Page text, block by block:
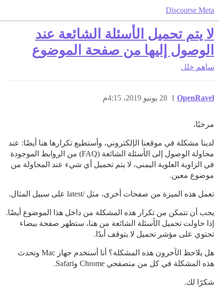
Discourse Meta
لا يتم تحميل الأسئلة الشائعة عند
الوصول إليها من صفحة الموضوع
ساهم خلل
OpenRavel 28 يونيو 2019، 4:15م 1
مرحبًا،
لدينا مشكلة في موقعنا الإلكتروني، وأستطيع تكرارها هنا أيضًا: عند
محاولة الوصول إلى الأسئلة الشائعة (FAQ) من الروابط الموجودة
في الزاوية العلوية اليمنى، لا يتم تحميل أي شيء عند المحاولة من
موضوع معين.
تعمل هذه الميزة من صفحات أخرى، مثل /latest على سبيل المثال.
يجب أن تتمكن من تكرار هذه المشكلة من داخل هذا الموضوع أيضًا.
إذا حاولت تحميل الأسئلة الشائعة من هنا، ستظهر صفحة بيضاء
تحتوي على مؤشر تحميل لا يتوقف أبدًا.
هل يلاحظ الآخرون هذه المشكلة؟ أنا أستخدم جهاز Mac وتحدث
هذه المشكلة في كل من متصفحي Chrome وSafari.
شكرًا لك.